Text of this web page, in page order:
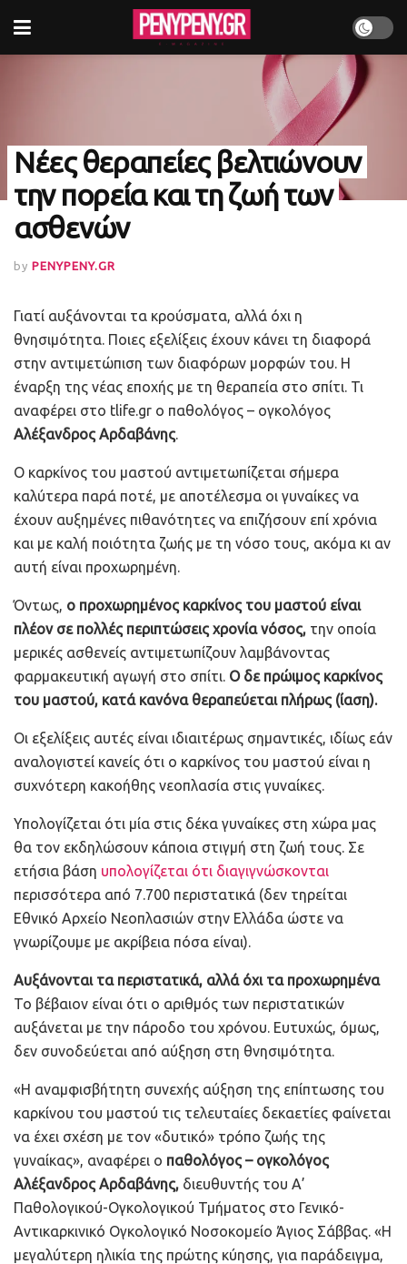
Νέες θεραπείες βελτιώνουν
την πορεία και τη ζωή των
ασθενών
by PENYPENY.GR
Γιατί αυξάνονται τα κρούσματα, αλλά όχι η
θνησιμότητα. Ποιες εξελίξεις έχουν κάνει τη διαφορά
στην αντιμετώπιση των διαφόρων μορφών του. Η
έναρξη της νέας εποχής με τη θεραπεία στο σπίτι. Τι
αναφέρει στο tlife.gr ο παθολόγος – ογκολόγος
Αλέξανδρος Αρδαβάνης.
Ο καρκίνος του μαστού αντιμετωπίζεται σήμερα
καλύτερα παρά ποτέ, με αποτέλεσμα οι γυναίκες να
έχουν αυξημένες πιθανότητες να επιζήσουν επί χρόνια
και με καλή ποιότητα ζωής με τη νόσο τους, ακόμα κι αν
αυτή είναι προχωρημένη.
Όντως, ο προχωρημένος καρκίνος του μαστού είναι
πλέον σε πολλές περιπτώσεις χρονία νόσος, την οποία
μερικές ασθενείς αντιμετωπίζουν λαμβάνοντας
φαρμακευτική αγωγή στο σπίτι. Ο δε πρώιμος καρκίνος
του μαστού, κατά κανόνα θεραπεύεται πλήρως (ίαση).
Οι εξελίξεις αυτές είναι ιδιαιτέρως σημαντικές, ιδίως εάν
αναλογιστεί κανείς ότι ο καρκίνος του μαστού είναι η
συχνότερη κακοήθης νεοπλασία στις γυναίκες.
Υπολογίζεται ότι μία στις δέκα γυναίκες στη χώρα μας
θα τον εκδηλώσουν κάποια στιγμή στη ζωή τους. Σε
ετήσια βάση υπολογίζεται ότι διαγιγνώσκονται
περισσότερα από 7.700 περιστατικά (δεν τηρείται
Εθνικό Αρχείο Νεοπλασιών στην Ελλάδα ώστε να
γνωρίζουμε με ακρίβεια πόσα είναι).
Αυξάνονται τα περιστατικά, αλλά όχι τα προχωρημένα
Το βέβαιον είναι ότι ο αριθμός των περιστατικών
αυξάνεται με την πάροδο του χρόνου. Ευτυχώς, όμως,
δεν συνοδεύεται από αύξηση στη θνησιμότητα.
«Η αναμφισβήτητη συνεχής αύξηση της επίπτωσης του
καρκίνου του μαστού τις τελευταίες δεκαετίες φαίνεται
να έχει σχέση με τον «δυτικό» τρόπο ζωής της
γυναίκας», αναφέρει ο παθολόγος – ογκολόγος
Αλέξανδρος Αρδαβάνης, διευθυντής του Α’
Παθολογικού-Ογκολογικού Τμήματος στο Γενικό-
Αντικαρκινικό Ογκολογικό Νοσοκομείο Άγιος Σάββας. «Η
μεγαλύτερη ηλικία της πρώτης κύησης, για παράδειγμα,